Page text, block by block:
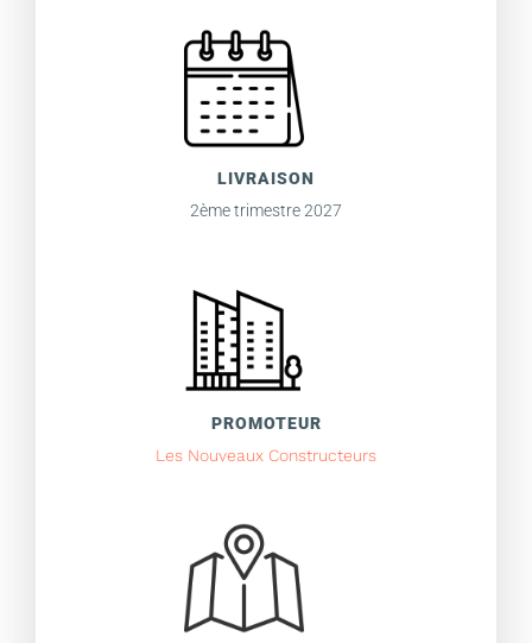
LIVRAISON
2ème trimestre 2027
PROMOTEUR
Les Nouveaux Constructeurs